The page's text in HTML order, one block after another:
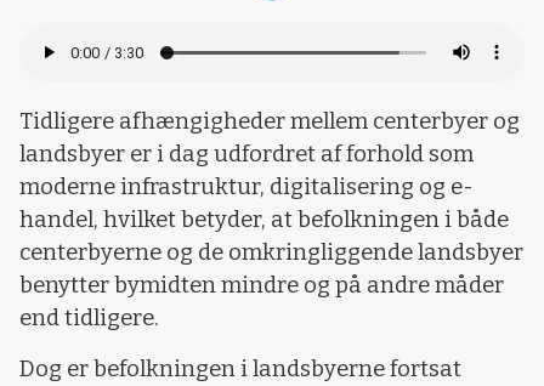
Tidligere afhængigheder mellem centerbyer og
landsbyer er i dag udfordret af forhold som
moderne infrastruktur, digitalisering og e-
handel, hvilket betyder, at befolkningen i både
centerbyerne og de omkringliggende landsbyer
benytter bymidten mindre og på andre måder
end tidligere.
Dog er befolkningen i landsbyerne fortsat